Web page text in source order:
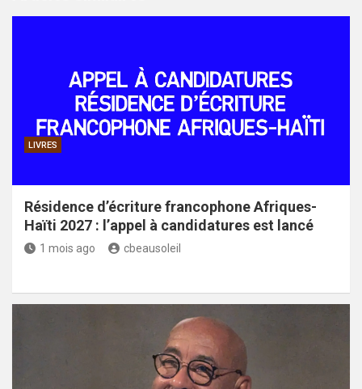
LIVRES
Résidence d’écriture francophone Afriques-
Haïti 2027 : l’appel à candidatures est lancé
1 mois ago cbeausoleil